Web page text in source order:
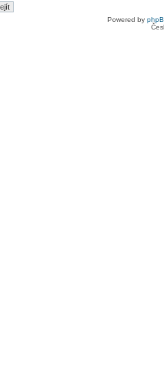
Powered by